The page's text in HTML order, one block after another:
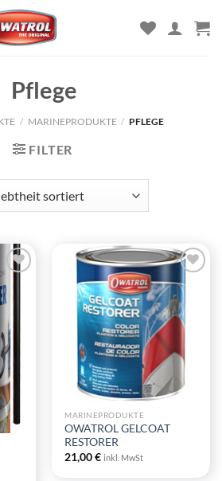
Pflege
/ MARINEPRODUKTE / PFLEGE
FILTER
Zu
Wunschliste
hinzufügen
MARINEPRODUKTE
OWATROL GELCOAT
RESTORER
21,00€ inkl. MwSt